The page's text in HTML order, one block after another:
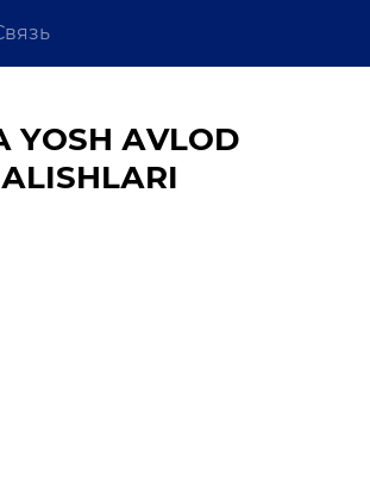
YОSH АVLОD